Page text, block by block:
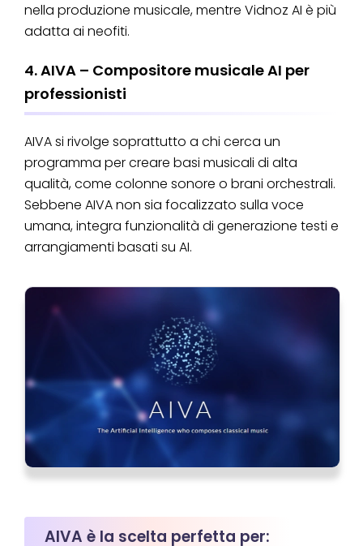
nella produzione musicale, mentre Vidnoz AI è più
adatta ai neofiti.
4. AIVA – Compositore musicale AI per
professionisti
AIVA si rivolge soprattutto a chi cerca un
programma per creare basi musicali di alta
qualità, come colonne sonore o brani orchestrali.
Sebbene AIVA non sia focalizzato sulla voce
umana, integra funzionalità di generazione testi e
arrangiamenti basati su AI.
AIVA è la scelta perfetta per: